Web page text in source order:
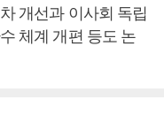
개선과 이사회 독립
체계 개편 등도 논